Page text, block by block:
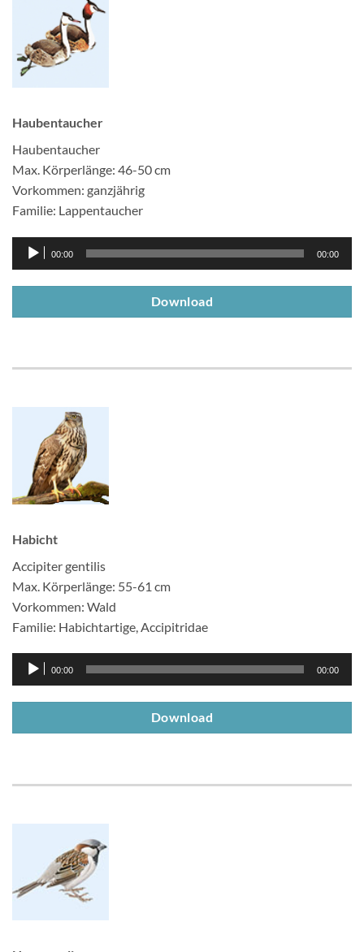
Haubentaucher
Haubentaucher
Max. Körperlänge: 46-50 cm
Vorkommen: ganzjährig
Familie: Lappentaucher
Audio-
Player
00:00 00:00
Download
Habicht
Accipiter gentilis
Max. Körperlänge: 55-61 cm
Vorkommen: Wald
Familie: Habichtartige, Accipitridae
Audio-
Player
00:00 00:00
Download